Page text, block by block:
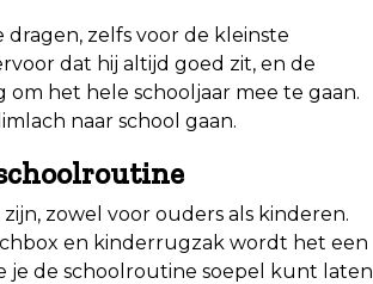
zelfs voor de kleinste
dat hij altijd goed zit, en de
het hele schooljaar mee te gaan.
naar school gaan.
zowel voor ouders als kinderen.
en kinderrugzak wordt het een
je de schoolroutine soepel kunt laten